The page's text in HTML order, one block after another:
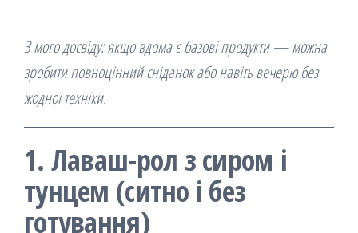
З мого досвіду: якщо вдома є базові продукти — можна
зробити повноцінний сніданок або навіть вечерю без
жодної техніки.
1. Лаваш-рол з сиром і
тунцем (ситно і без
готування)